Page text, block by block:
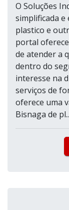
O Soluções
simplificada e
plastico e
portal
de atender a
dentro do
interesse na
serviços de
oferece uma
Bisnaga de